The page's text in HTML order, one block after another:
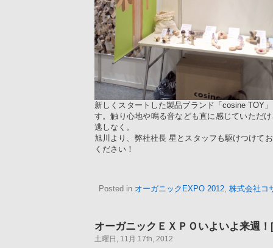
新しくスタートした製品ブランド「cosine TOY
す。触り心地や鳴る音なども直に感じていただ
逃しなく。
旭川より、弊社社長 星とスタッフも駆けつけて
ください！
Posted in オーガニックEXPO 2012, 株式会社コ
オーガニックＥＸＰＯいよいよ来週
土曜日, 11月 17th, 2012